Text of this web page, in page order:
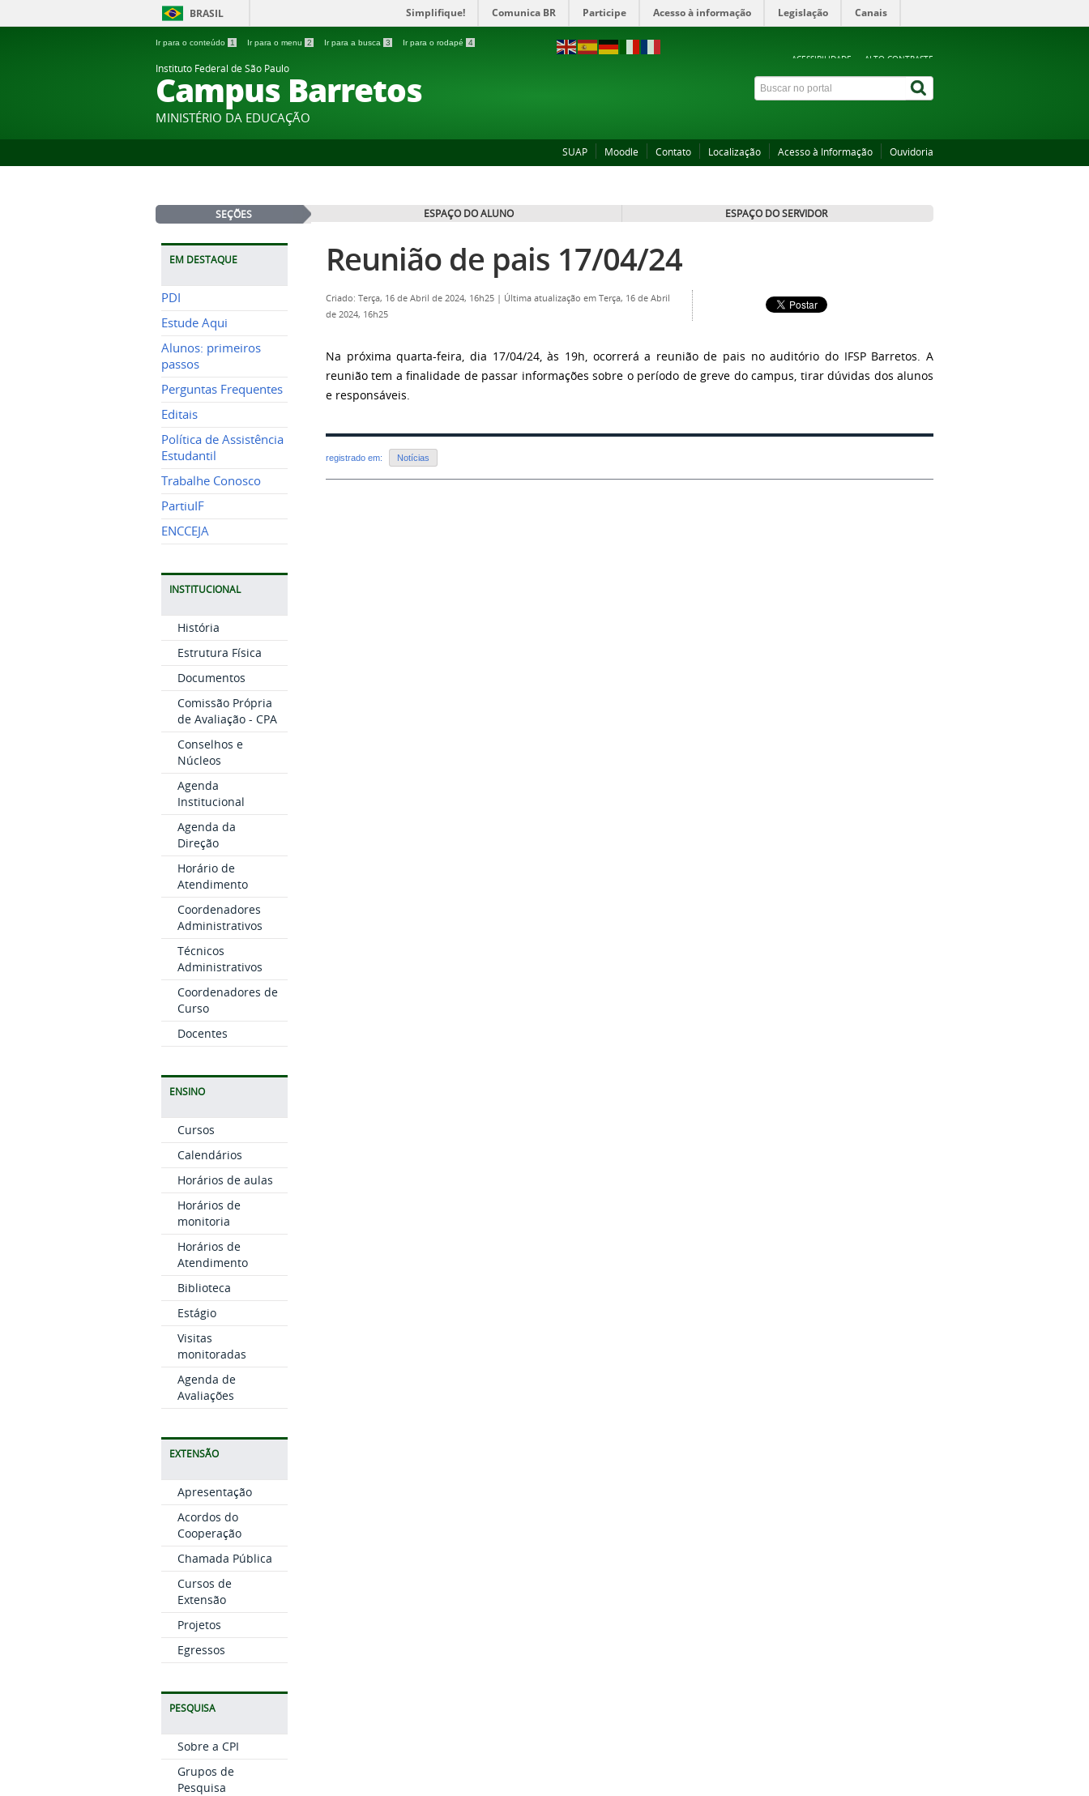
BRASIL Simplifique! Comunica BR Participe Acesso à informação Legislação Canais
Ir para o conteúdo 1 Ir para o menu 2 Ir para a busca 3 Ir para o rodapé 4
ACESSIBILIDADE ALTO CONTRASTE
Instituto Federal de São Paulo
Campus Barretos
MINISTÉRIO DA EDUCAÇÃO
SUAP Moodle Contato Localização Acesso à Informação Ouvidoria
SEÇÕES ESPAÇO DO ALUNO ESPAÇO DO SERVIDOR
EM DESTAQUE
PDI
Estude Aqui
Alunos: primeiros
passos
Perguntas Frequentes
Editais
Política de Assistência
Estudantil
Trabalhe Conosco
PartiuIF
ENCCEJA
INSTITUCIONAL
História
Estrutura Física
Documentos
Comissão Própria
de Avaliação - CPA
Conselhos e
Núcleos
Agenda
Institucional
Agenda da
Direção
Horário de
Atendimento
Coordenadores
Administrativos
Técnicos
Administrativos
Coordenadores de
Curso
Docentes
ENSINO
Cursos
Calendários
Horários de aulas
Horários de
monitoria
Horários de
Atendimento
Biblioteca
Estágio
Visitas
monitoradas
Agenda de
Avaliações
EXTENSÃO
Apresentação
Acordos do
Cooperação
Chamada Pública
Cursos de
Extensão
Projetos
Egressos
PESQUISA
Sobre a CPI
Grupos de
Pesquisa
Reunião de pais 17/04/24
Criado: Terça, 16 de Abril de 2024, 16h25 | Última atualização em Terça, 16 de Abril
de 2024, 16h25
Na próxima quarta-feira, dia 17/04/24, às 19h, ocorrerá a reunião de pais no auditório do IFSP Barretos. A
reunião tem a finalidade de passar informações sobre o período de greve do campus, tirar dúvidas dos alunos
e responsáveis.
registrado em: Notícias